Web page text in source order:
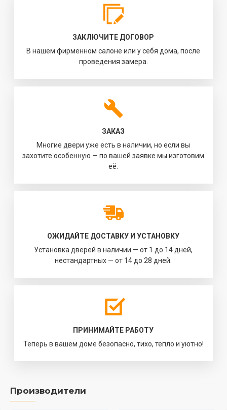
ЗАКЛЮЧИТЕ ДОГОВОР
В нашем фирменном салоне или у себя дома, после
проведения замера.
ЗАКАЗ
Многие двери уже есть в наличии, но если вы
захотите особенную — по вашей заявке мы изготовим
её.
ОЖИДАЙТЕ ДОСТАВКУ И УСТАНОВКУ
Установка дверей в наличии — от 1 до 14 дней,
нестандартных — от 14 до 28 дней.
ПРИНИМАЙТЕ РАБОТУ
Теперь в вашем доме безопасно, тихо, тепло и уютно!
Производители